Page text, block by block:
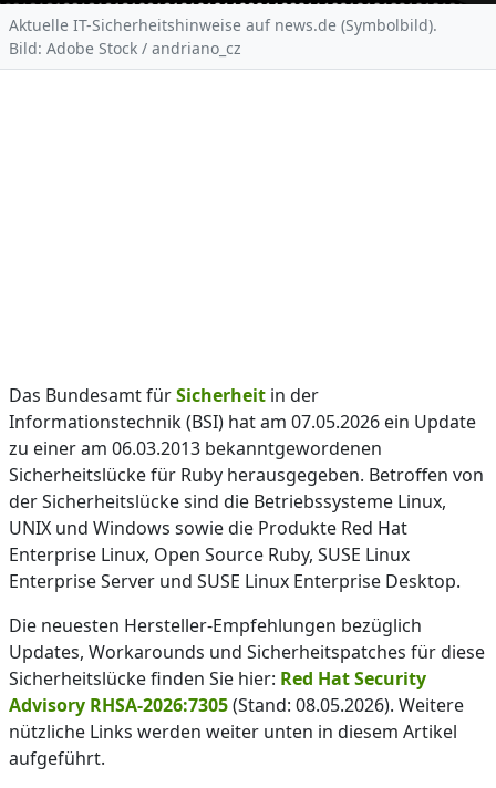
Aktuelle IT-Sicherheitshinweise auf news.de (Symbolbild).
Bild: Adobe Stock / andriano_cz
Das Bundesamt fürSicherheit in der
Informationstechnik (BSI) hat am 07.05.2026 ein Update
zu einer am 06.03.2013 bekanntgewordenen
Sicherheitslücke für Ruby herausgegeben. Betroffen von
der Sicherheitslücke sind die Betriebssysteme Linux,
UNIX und Windows sowie die Produkte Red Hat
Enterprise Linux, Open Source Ruby, SUSE Linux
Enterprise Server und SUSE Linux Enterprise Desktop.
Die neuesten Hersteller-Empfehlungen bezüglich
Updates, Workarounds und Sicherheitspatches für diese
Sicherheitslücke finden Sie hier: Red Hat Security
Advisory RHSA-2026:7305(Stand: 08.05.2026). Weitere
nützliche Links werden weiter unten in diesem Artikel
aufgeführt.